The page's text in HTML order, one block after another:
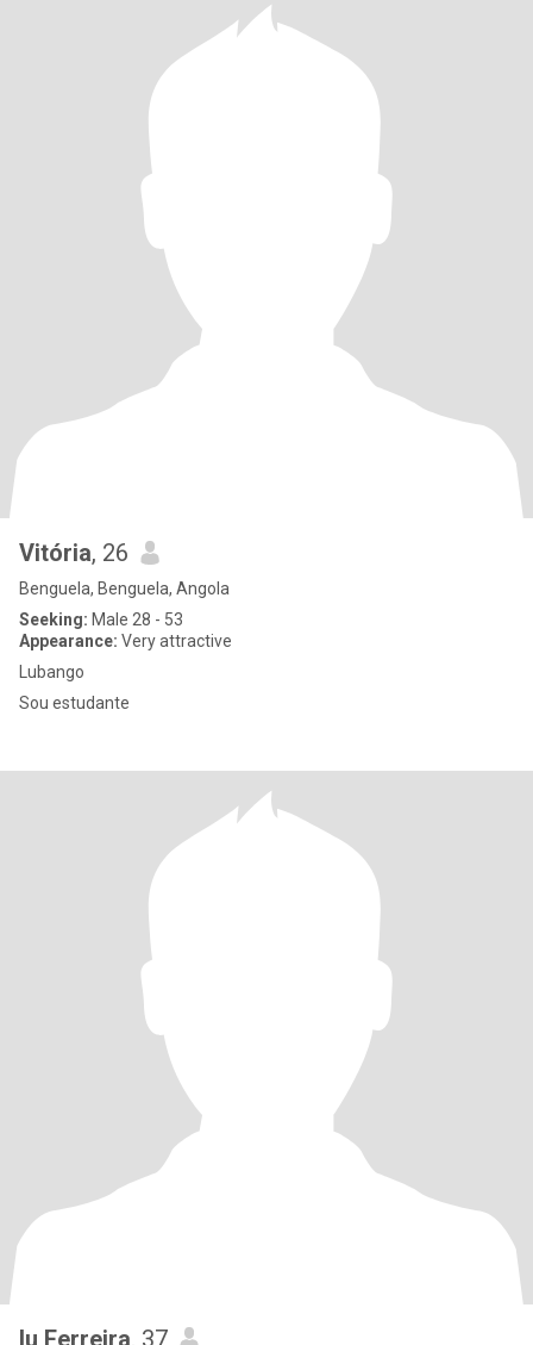
Vitória, 26
Benguela, Benguela, Angola
Seeking: Male 28 - 53
Appearance: Very attractive
Lubango
Sou estudante
lu Ferreira, 37